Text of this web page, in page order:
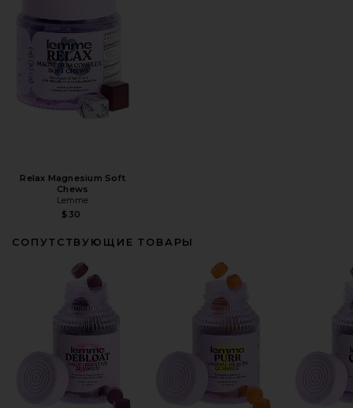
Relax Magnesium Soft
Chews
Lemme
$30
СОПУТСТВУЮЩИЕ ТОВАРЫ